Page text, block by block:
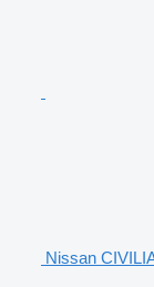
Nissan